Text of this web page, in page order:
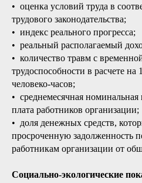
• оценка условий труда в
трудового законодательства;
• индекс реального прогресса;
• реальный располагаемый
• количество травм с
трудоспособности в расчете
человеко-часов;
• среднемесячная номинальная
плата работников организации;
• доля денежных средств,
просроченную задолженность
работникам организации от
Социально-экологические